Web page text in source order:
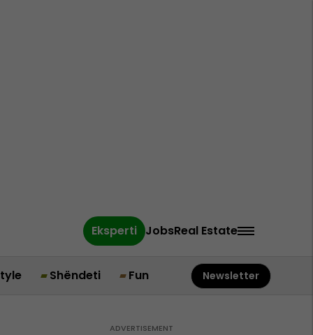
Eksperti JobsReal Estate
Shëndeti Fun Newsletter